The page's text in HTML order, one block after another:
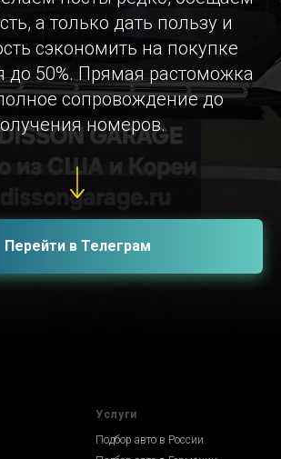
а только дать пользу и
сэкономить на покупке
до 50%. Прямая растоможка
сопровождение до
номеров.
Перейти в Телеграм
Услуги
Подбор авто в России